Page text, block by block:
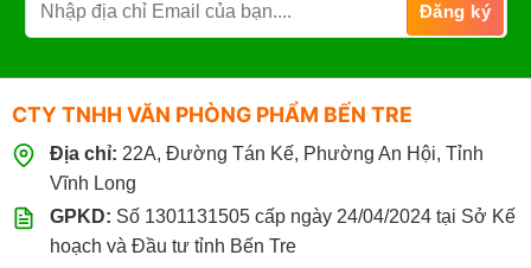
CTY TNHH VĂN PHÒNG PHẨM BẾN TRE
Địa chỉ: 22A, Đường Tán Kế, Phường An Hội, Tỉnh
Vĩnh Long
GPKD: Số 1301131505 cấp ngày 24/04/2024 tại Sở Kế
hoạch và Đầu tư tỉnh Bến Tre